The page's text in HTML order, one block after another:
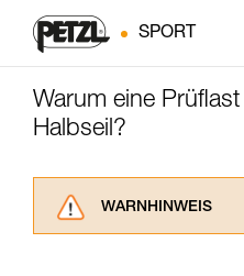
SPORT
Warum eine
Halbseil?
WARNHINWEIS